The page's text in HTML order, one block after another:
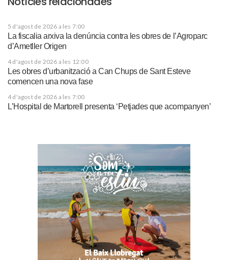
5 d'agost de 2026 a les 7:00
La fiscalia arxiva la denúncia contra les obres de l’Agroparc
d’Ametller Origen
4 d'agost de 2026 a les 12:00
Les obres d’urbanització a Can Chups de Sant Esteve
comencen una nova fase
4 d'agost de 2026 a les 7:00
L’Hospital de Martorell presenta ‘Petjades que acompanyen’